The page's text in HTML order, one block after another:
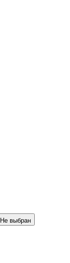
Не выбран